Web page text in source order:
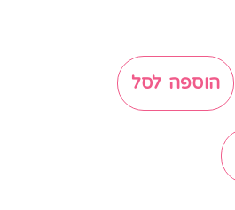
הוספה לסל